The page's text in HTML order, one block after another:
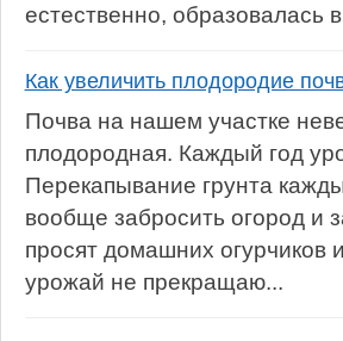
естественно, образовалась
Как увеличить плодородие
Почва на нашем участке
плодородная. Каждый год
Перекапывание грунта
вообще забросить огород и
просят домашних огурчиков
урожай не прекращаю...